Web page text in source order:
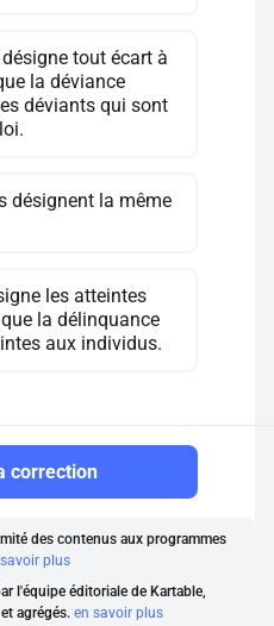
tout écart à
la déviance
déviants qui sont
désignent la même
les atteintes
la délinquance
aux individus.
correction
des contenus aux programmes
plus
l'équipe éditoriale de Kartable,
agrégés. en savoir plus